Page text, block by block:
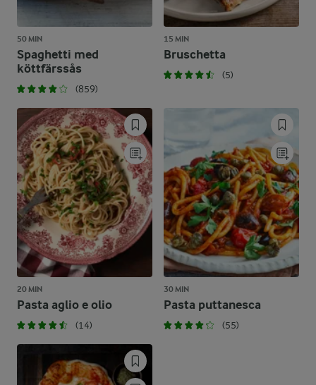
50 MIN
Spaghetti med
köttfärssås
(859)
15 MIN
Bruschetta
(5)
20 MIN
Pasta aglio e olio
(14)
30 MIN
Pasta puttanesca
(55)